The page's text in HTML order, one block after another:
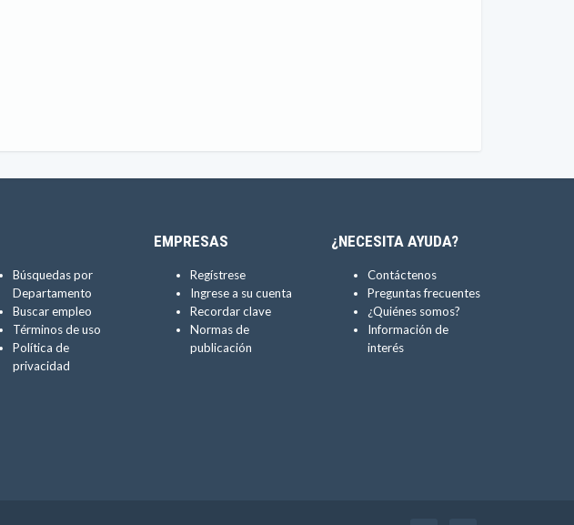
Búsquedas por
Departamento
Buscar empleo
Términos de uso
Política de
privacidad
EMPRESAS
Regístrese
Ingrese a su cuenta
Recordar clave
Normas de
publicación
¿NECESITA AYUDA?
Contáctenos
Preguntas frecuentes
¿Quiénes somos?
Información de
interés